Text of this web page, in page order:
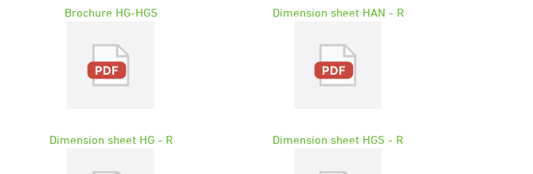
Brochure HG-HGS Dimension sheet HAN - R
Dimension sheet HG - R Dimension sheet HGS - R